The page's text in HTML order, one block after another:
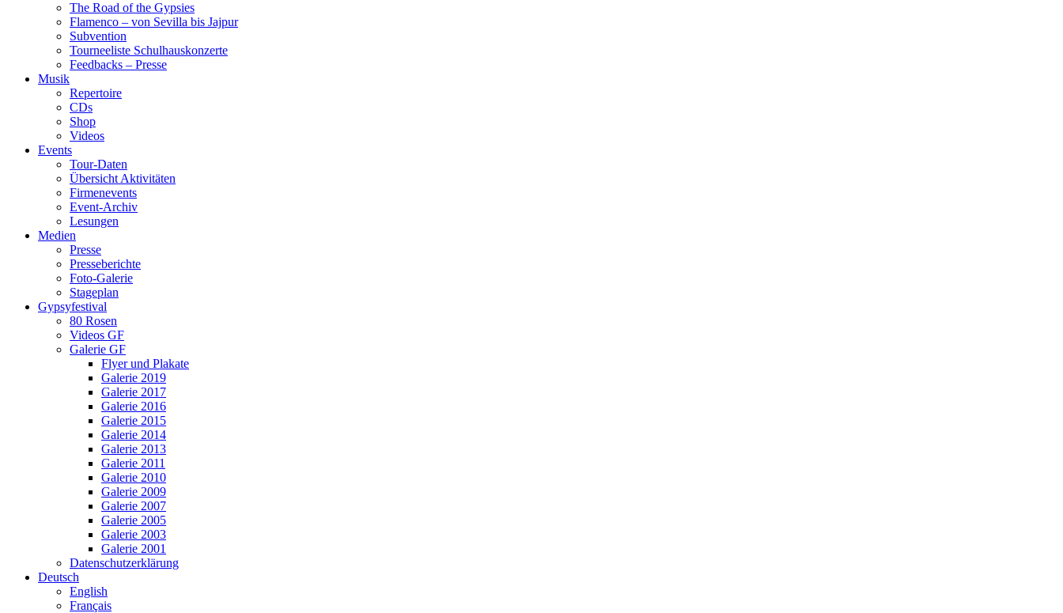
The Road of the Gypsies
Flamenco – von Sevilla bis Jajpur
Subvention
Tourneeliste Schulhauskonzerte
Feedbacks – Presse
Musik
Repertoire
CDs
Shop
Videos
Events
Tour-Daten
Übersicht Aktivitäten
Firmenevents
Event-Archiv
Lesungen
Medien
Presse
Presseberichte
Foto-Galerie
Stageplan
Gypsyfestival
80 Rosen
Videos GF
Galerie GF
Flyer und Plakate
Galerie 2019
Galerie 2017
Galerie 2016
Galerie 2015
Galerie 2014
Galerie 2013
Galerie 2011
Galerie 2010
Galerie 2009
Galerie 2007
Galerie 2005
Galerie 2003
Galerie 2001
Datenschutzerklärung
Deutsch
English
Français